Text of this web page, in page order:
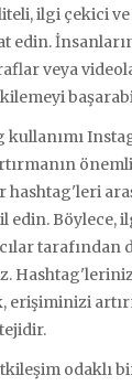
ilgi çekici
edin.
veya
kullanımı
hashtag'leri
edin. Böylece,
tarafından
erişiminizi
odaklı